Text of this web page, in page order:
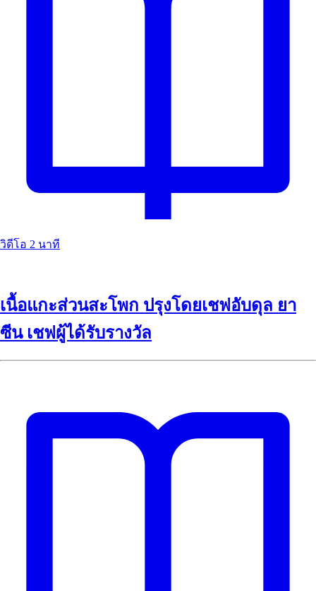
วิดีโอ 2 นาที
เนื้อแกะส่วนสะโพก ปรุงโดยเชฟอับดุล ยา
ซีน เชฟผู้ได้รับรางวัล